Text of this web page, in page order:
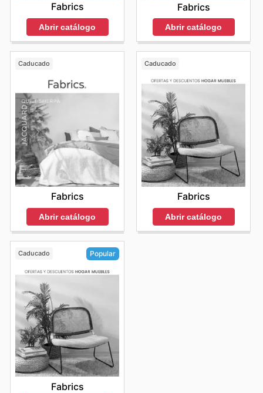
Fabrics
Abrir catálogo
Fabrics
Abrir catálogo
Caducado
Fabrics
Abrir catálogo
Caducado
Fabrics
Abrir catálogo
Caducado Popular
Fabrics